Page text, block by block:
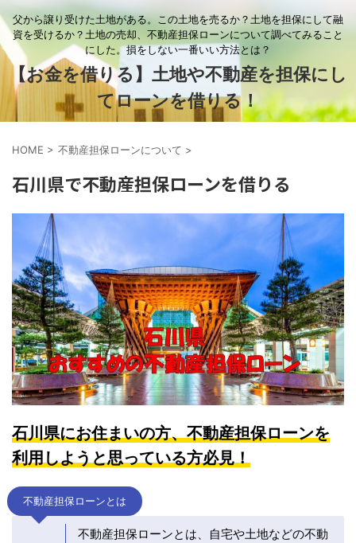
父から譲り受けた土地がある。この土地を売るか？土地を担保にして融
資を受けるか？土地の売却、不動産担保ローンについて調べてみること
にした。損をしない一番いい方法とは？
【お金を借りる】土地や不動産を担保にし
てローンを借りる！
HOME > 不動産担保ローンについて >
石川県で不動産担保ローンを借りる
石川県にお住まいの方、不動産担保ローンを
利用しようと思っている方必見！
不動産担保ローンとは
不動産担保ローンとは、自宅や土地などの不動